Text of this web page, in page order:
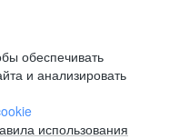
обеспечивать
и анализировать
использования